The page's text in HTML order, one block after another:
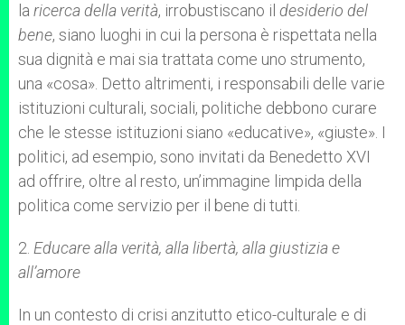
la ricerca della verità, irrobustiscano il desiderio del
bene, siano luoghi in cui la persona è rispettata nella
sua dignità e mai sia trattata come uno strumento,
una «cosa». Detto altrimenti, i responsabili delle varie
istituzioni culturali, sociali, politiche debbono curare
che le stesse istituzioni siano «educative», «giuste». I
politici, ad esempio, sono invitati da Benedetto XVI
ad offrire, oltre al resto, un’immagine limpida della
politica come servizio per il bene di tutti.
2. Educare alla verità, alla libertà, alla giustizia e
all’amore
In un contesto di crisi anzitutto etico-culturale e di